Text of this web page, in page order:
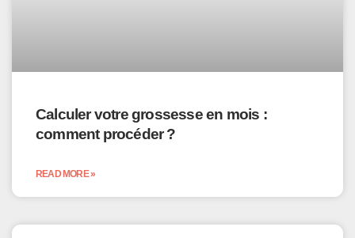
Calculer votre grossesse en mois :
comment procéder ?
READ MORE »